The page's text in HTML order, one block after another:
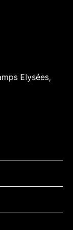
Elysées,